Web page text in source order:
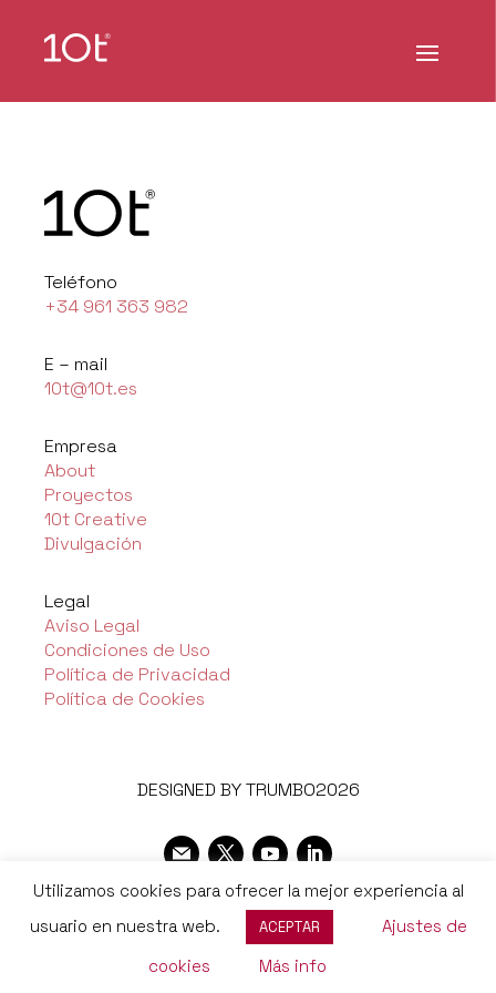
Teléfono
+34 961 363 982
E – mail
10t@10t.es
Empresa
About
Proyectos
10t Creative
Divulgación
Legal
Aviso Legal
Condiciones de Uso
Política de Privacidad
Política de Cookies
DESIGNED BY TRUMBO2026
Utilizamos cookies para ofrecer la mejor experiencia al
usuario en nuestra web.
ACEPTAR
Ajustes de
cookies
Más info